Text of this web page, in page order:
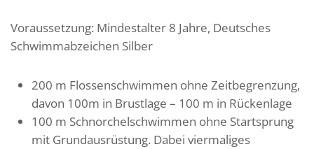
Voraussetzung: Mindestalter 8 Jahre, Deutsches
Schwimmabzeichen Silber
200 m Flossenschwimmen ohne Zeitbegrenzung,
davon 100m in Brustlage – 100 m in Rückenlage
100 m Schnorchelschwimmen ohne Startsprung
mit Grundausrüstung. Dabei viermaliges